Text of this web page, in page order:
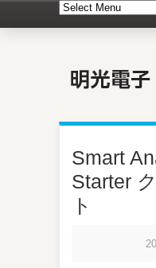
Smart
Starter
ト